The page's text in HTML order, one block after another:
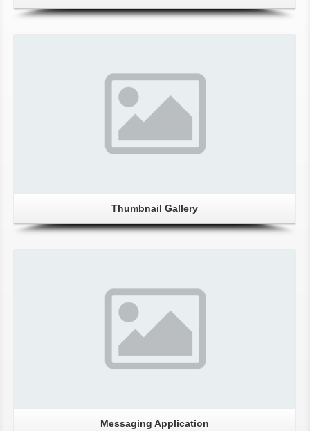
Thumbnail Gallery
Messaging Application